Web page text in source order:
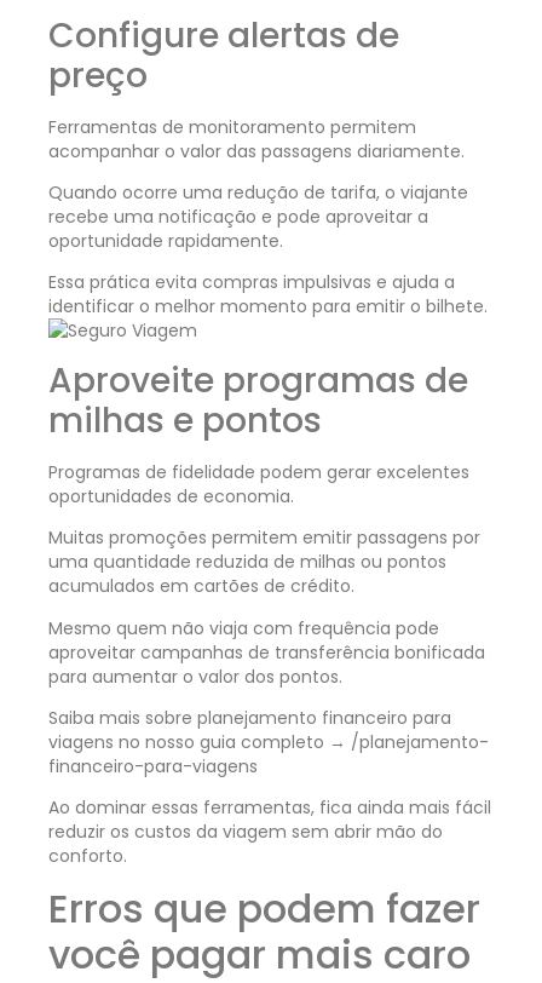
Configure alertas de
preço
Ferramentas de monitoramento permitem
acompanhar o valor das passagens diariamente.
Quando ocorre uma redução de tarifa, o viajante
recebe uma notificação e pode aproveitar a
oportunidade rapidamente.
Essa prática evita compras impulsivas e ajuda a
identificar o melhor momento para emitir o bilhete.
Aproveite programas de
milhas e pontos
Programas de fidelidade podem gerar excelentes
oportunidades de economia.
Muitas promoções permitem emitir passagens por
uma quantidade reduzida de milhas ou pontos
acumulados em cartões de crédito.
Mesmo quem não viaja com frequência pode
aproveitar campanhas de transferência bonificada
para aumentar o valor dos pontos.
Saiba mais sobre planejamento financeiro para
viagens no nosso guia completo → /planejamento-
financeiro-para-viagens
Ao dominar essas ferramentas, fica ainda mais fácil
reduzir os custos da viagem sem abrir mão do
conforto.
Erros que podem fazer
você pagar mais caro